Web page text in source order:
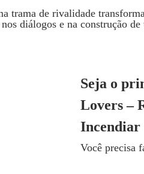
trama de rivalidade
diálogos e na construção
Seja o
Lovers –
Incendiar
Você precisa